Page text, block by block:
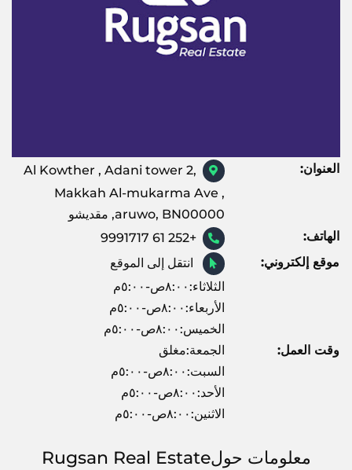
العنوان:
Al Kowther , Adani tower 2,
Makkah Al-mukarma Ave ,
aruwo, BN00000, مقديشو
الهاتف:
+252 61 9991717
موقع إلكتروني:
انتقل إلى الموقع
وقت العمل:
الثلاثاء:٨:٠٠ص-٥:٠٠م
الأربعاء:٨:٠٠ص-٥:٠٠م
الخميس:٨:٠٠ص-٥:٠٠م
الجمعة:مغلق
السبت:٨:٠٠ص-٥:٠٠م
الأحد:٨:٠٠ص-٥:٠٠م
الاثنين:٨:٠٠ص-٥:٠٠م
معلومات حولRugsan Real Estate